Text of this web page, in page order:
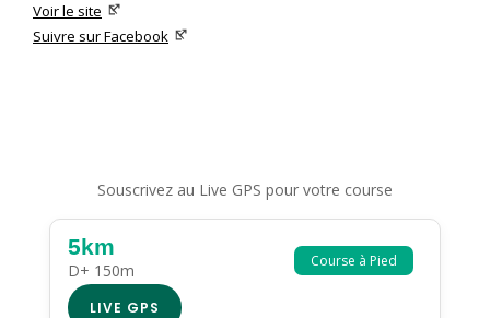
Voir le site
Suivre sur Facebook
Souscrivez au Live GPS pour votre course
Course à Pied
5km
D+ 150m
LIVE GPS